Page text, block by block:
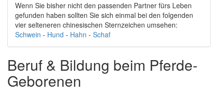
Wenn Sie bisher nicht den passenden Partner fürs Leben
gefunden haben sollten Sie sich einmal bei den folgenden
vier selteneren chinesischen Sternzeichen umsehen:
Schwein - Hund - Hahn - Schaf
Beruf & Bildung beim Pferde-
Geborenen